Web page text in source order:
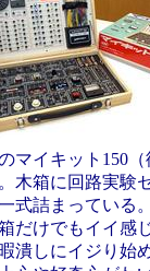
マイキット150（
木箱に回路実験
式詰まっている
だけでもイイ感
潰しにイジり始